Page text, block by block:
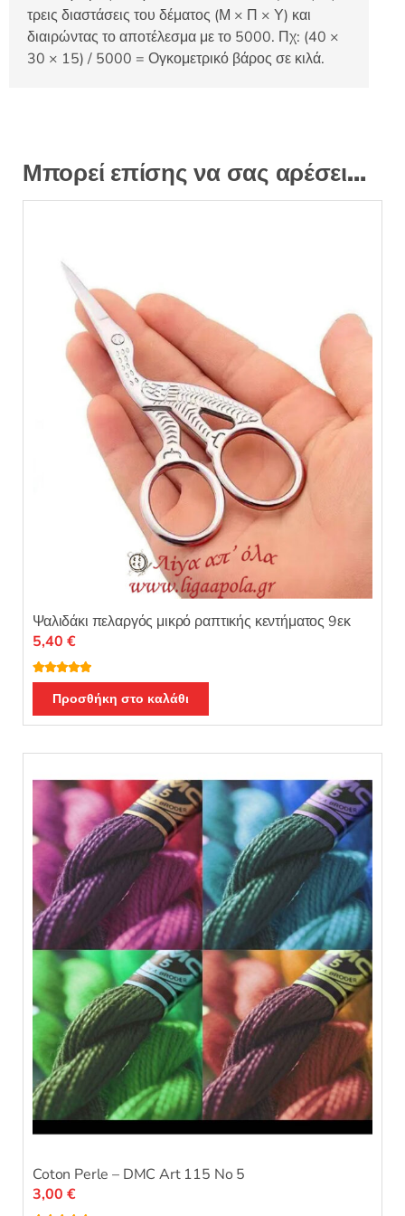
τρεις διαστάσεις του δέματος (Μ × Π × Υ) και
διαιρώντας το αποτέλεσμα με το 5000. Πχ: (40 ×
30 × 15) / 5000 = Ογκομετρικό βάρος σε κιλά.
Μπορεί επίσης να σας αρέσει…
Ψαλιδάκι πελαργός μικρό ραπτικής κεντήματος 9εκ
Βαθμολογή
θηκε με 5.00
από 5
5,40 €
Προσθήκη στο καλάθι
Coton Perle – DMC Art 115 No 5
3,00 €